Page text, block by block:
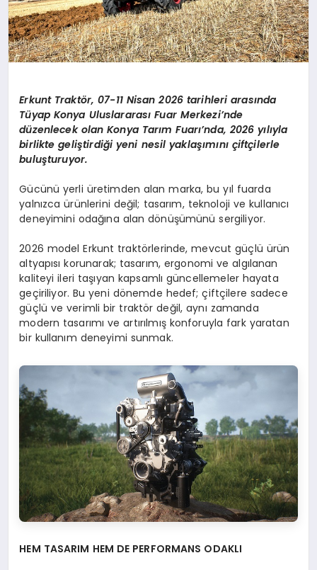
Erkunt Traktör, 07-11 Nisan 2026 tarihleri arasında
Tüyap Konya Uluslararası Fuar Merkezi’nde
düzenlecek olan Konya Tarım Fuarı’nda, 2026 yılıyla
birlikte geliştirdiği yeni nesil yaklaşımını çiftçilerle
buluşturuyor.
Gücünü yerli üretimden alan marka, bu yıl fuarda
yalnızca ürünlerini değil; tasarım, teknoloji ve kullanıcı
deneyimini odağına alan dönüşümünü sergiliyor.
2026 model Erkunt traktörlerinde, mevcut güçlü ürün
altyapısı korunarak; tasarım, ergonomi ve algılanan
kaliteyi ileri taşıyan kapsamlı güncellemeler hayata
geçiriliyor. Bu yeni dönemde hedef; çiftçilere sadece
güçlü ve verimli bir traktör değil, aynı zamanda
modern tasarımı ve artırılmış konforuyla fark yaratan
bir kullanım deneyimi sunmak.
HEM TASARIM HEM DE PERFORMANS ODAKLI